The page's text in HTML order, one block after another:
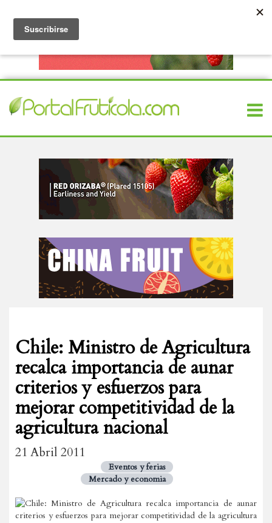
Chile: Ministro de Agricultura
recalca importancia de aunar
criterios y esfuerzos para
mejorar competitividad de la
agricultura nacional
21 Abril 2011
Eventos y ferias
Mercado y economia